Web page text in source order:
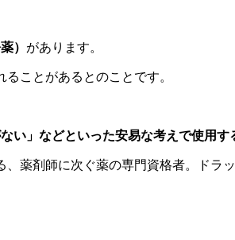
） があります。
ことがあるとのことです。
い」などといった安易な考えで使用
薬剤師に次ぐ薬の専門資格者。ドラ